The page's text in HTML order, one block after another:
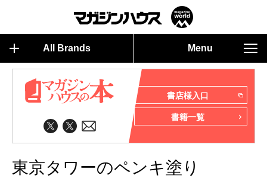
All Brands Menu
書店様入口
書籍一覧
東京タワーのペンキ塗り